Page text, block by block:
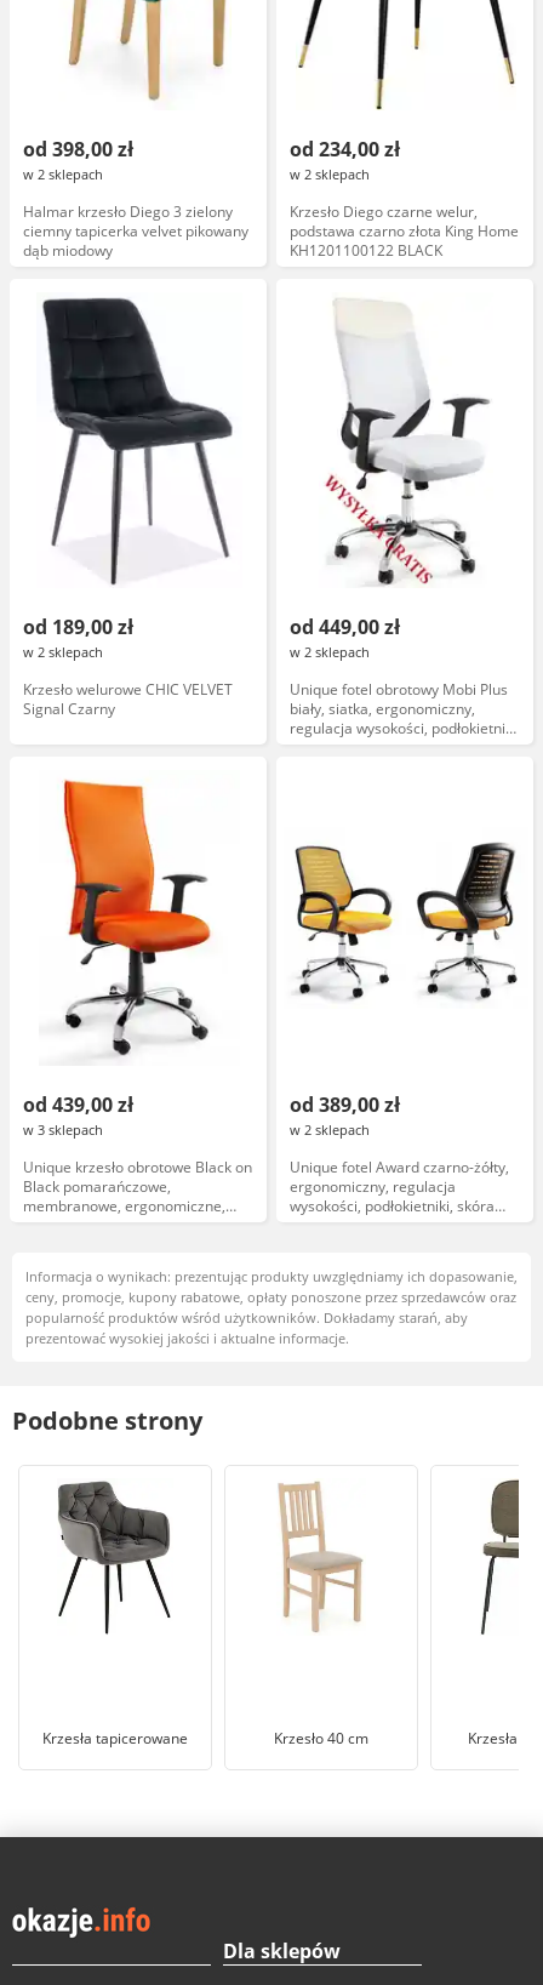
od 398,00 zł
w 2 sklepach
Halmar krzesło Diego 3 zielony
ciemny tapicerka velvet pikowany
dąb miodowy
od 234,00 zł
w 2 sklepach
Krzesło Diego czarne welur,
podstawa czarno złota King Home
KH1201100122 BLACK
od 189,00 zł
w 2 sklepach
Krzesło welurowe CHIC VELVET
Signal Czarny
od 449,00 zł
w 2 sklepach
Unique fotel obrotowy Mobi Plus
biały, siatka, ergonomiczny,
regulacja wysokości, podłokietniki,
nowoczesny design
od 439,00 zł
w 3 sklepach
Unique krzesło obrotowe Black on
Black pomarańczowe,
membranowe, ergonomiczne,
regulacja wysokości, czarno-
od 389,00 zł
w 2 sklepach
Unique fotel Award czarno-żółty,
ergonomiczny, regulacja
wysokości, podłokietniki, skóra
ekologiczna, nowoczesny design
Informacja o wynikach: prezentując produkty uwzględniamy ich dopasowanie,
ceny, promocje, kupony rabatowe, opłaty ponoszone przez sprzedawców oraz
popularność produktów wśród użytkowników. Dokładamy starań, aby
prezentować wysokiej jakości i aktualne informacje.
Podobne strony
Krzesła tapicerowane Krzesło 40 cm Krzesła
Dla sklepów